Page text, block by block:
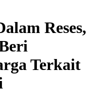
Reses,
Terkait